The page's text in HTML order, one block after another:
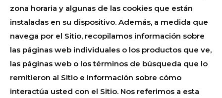
zona horaria y algunas de las cookies que están
instaladas en su dispositivo. Además, a medida que
navega por el Sitio, recopilamos información sobre
las páginas web individuales o los productos que ve,
las páginas web o los términos de búsqueda que lo
remitieron al Sitio e información sobre cómo
interactúa usted con el Sitio. Nos referimos a esta